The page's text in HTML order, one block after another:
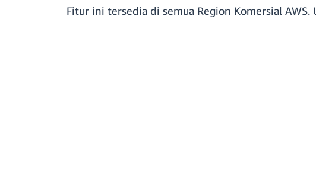
Fitur ini tersedia di semua Region Komersial